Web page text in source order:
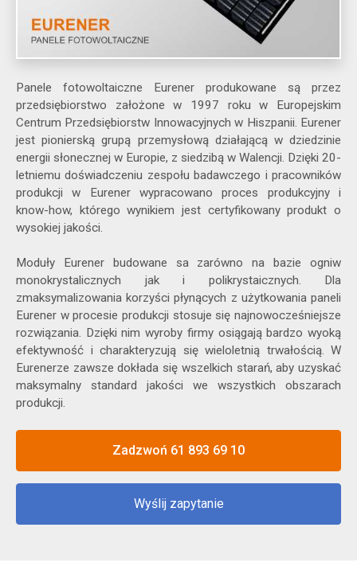
Panele fotowoltaiczne Eurener produkowane są przez
przedsiębiorstwo założone w 1997 roku w Europejskim
Centrum Przedsiębiorstw Innowacyjnych w Hiszpanii. Eurener
jest pionierską grupą przemysłową działającą w dziedzinie
energii słonecznej w Europie, z siedzibą w Walencji. Dzięki 20-
letniemu doświadczeniu zespołu badawczego i pracowników
produkcji w Eurener wypracowano proces produkcyjny i
know-how, którego wynikiem jest certyfikowany produkt o
wysokiej jakości.
Moduły Eurener budowane sa zarówno na bazie ogniw
monokrystalicznych jak i polikrystaicznych. Dla
zmaksymalizowania korzyści płynących z użytkowania paneli
Eurener w procesie produkcji stosuje się najnowocześniejsze
rozwiązania. Dzięki nim wyroby firmy osiągają bardzo wyoką
efektywność i charakteryzują się wieloletnią trwałością. W
Eurenerze zawsze dokłada się wszelkich starań, aby uzyskać
maksymalny standard jakości we wszystkich obszarach
produkcji.
Zadzwoń 61 893 69 10
Wyślij zapytanie